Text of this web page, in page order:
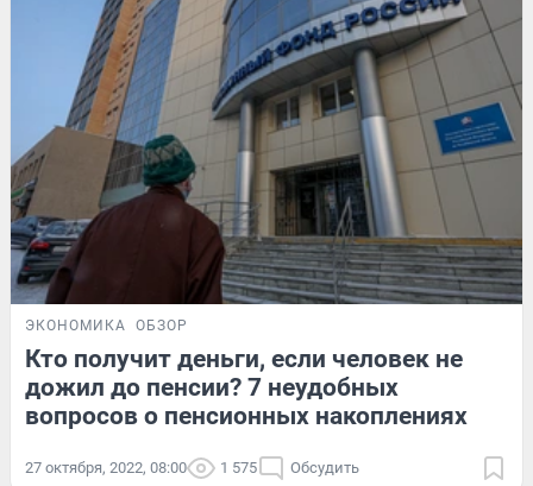
ЭКОНОМИКА ОБЗОР
Кто получит деньги, если человек не
дожил до пенсии? 7 неудобных
вопросов о пенсионных накоплениях
27 октября, 2022, 08:00 1 575 Обсудить